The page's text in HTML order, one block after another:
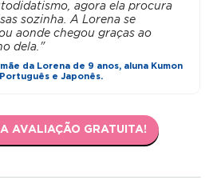
agora ela procura
sozinha. A Lorena se
aonde chegou graças ao
dela."
da Lorena de 9 anos, aluna Kumon
e Japonês.
AVALIAÇÃO GRATUITA!